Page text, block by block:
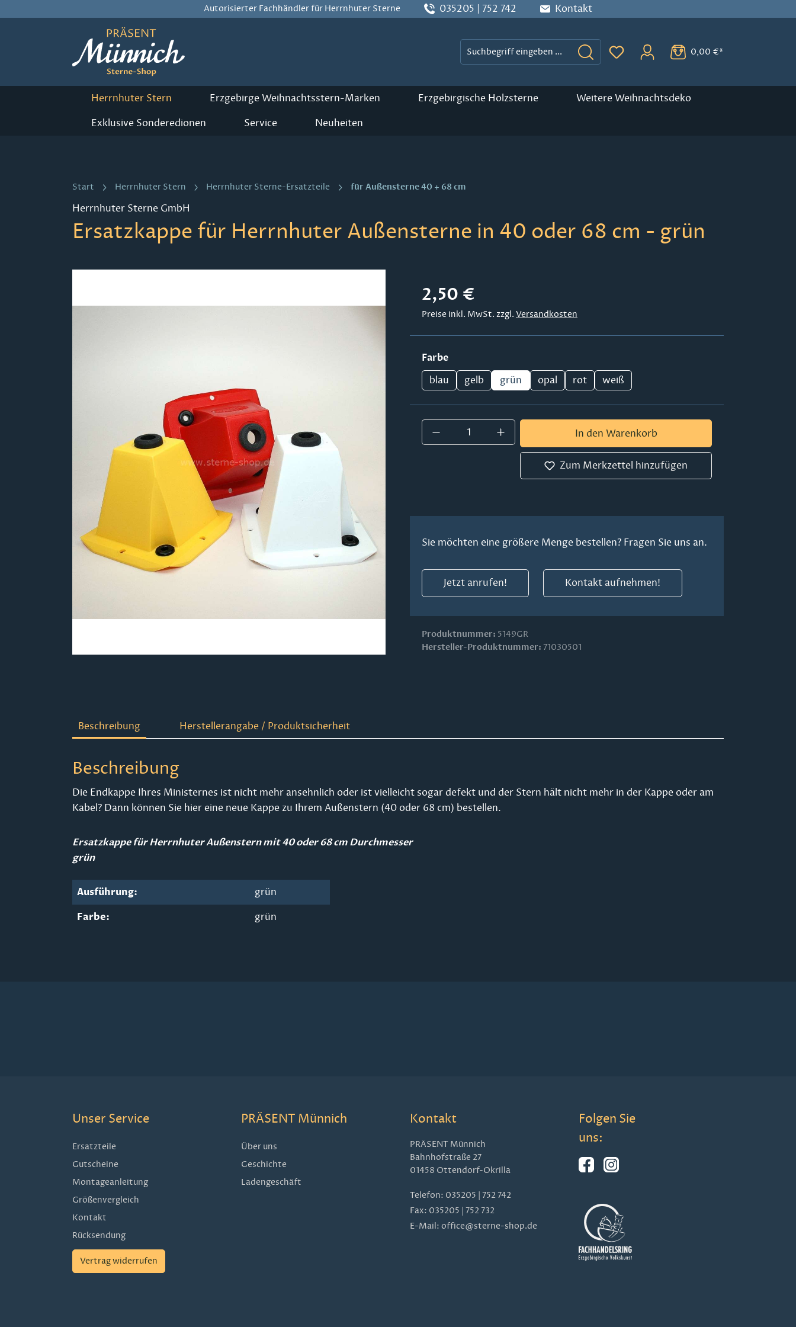
Autorisierter Fachhändler für Herrnhuter Sterne 035205 | 752 742 Kontakt
Du hast 0 Produkte auf dem
0,00 €*
Herrnhuter Stern Erzgebirge Weihnachtsstern-Marken Erzgebirgische Holzsterne Weitere Weihnachtsdeko
Exklusive Sonderedionen Service Neuheiten
Start Herrnhuter Stern Herrnhuter Sterne-Ersatzteile für Außensterne 40 + 68 cm
Herrnhuter Sterne GmbH
Ersatzkappe für Herrnhuter Außensterne in 40 oder 68 cm - grün
Regulärer Preis:
2,50 €
Preise inkl. MwSt. zzgl. Versandkosten
Farbeauswählen
blau
gelb grün opal rot weiß
Produkt Anzahl: Gib den gewünschten Wert ein oder
In den Warenkorb
Zum Merkzettel hinzufügen
Sie möchten eine größere Menge bestellen? Fragen Sie uns an.
Jetzt anrufen! Kontakt aufnehmen!
Produktnummer: 5149GR
Hersteller-Produktnummer: 71030501
Beschreibung Herstellerangabe / Produktsicherheit
Beschreibung
Die Endkappe Ihres Ministernes ist nicht mehr ansehnlich oder ist vielleicht sogar defekt und der Stern hält nicht mehr in der Kappe oder am
Kabel? Dann können Sie hier eine neue Kappe zu Ihrem Außenstern (40 oder 68 cm) bestellen.
Ersatzkappe für Herrnhuter Außenstern mit 40 oder 68 cm Durchmesser
grün
Ausführung: grün
Farbe: grün
Unser Service
Ersatzteile
Gutscheine
Montageanleitung
Größenvergleich
Kontakt
Rücksendung
Vertrag widerrufen
PRÄSENT Münnich
Über uns
Geschichte
Ladengeschäft
Kontakt
PRÄSENT Münnich
Bahnhofstraße 27
01458 Ottendorf-Okrilla
Telefon: 035205 | 752 742
Fax: 035205 | 752 732
E-Mail: office@sterne-shop.de
Folgen Sie
uns: